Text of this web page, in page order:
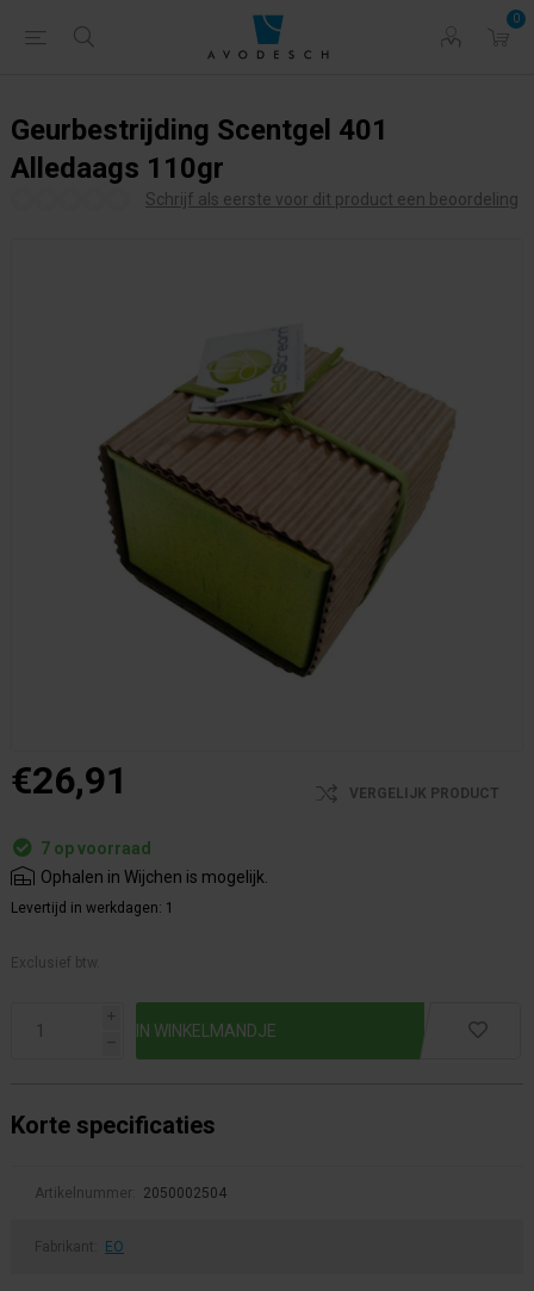
0
Geurbestrijding Scentgel 401
Alledaags 110gr
Schrijf als eerste voor dit product een beoordeling
€26,91 VERGELIJK PRODUCT
7 op voorraad
Ophalen in Wijchen is mogelijk.
Levertijd in werkdagen: 1
Exclusief btw.
i
h
Korte specificaties
Artikelnummer: 2050002504
Fabrikant: EO